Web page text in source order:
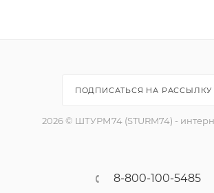
ПОДПИСАТЬСЯ НА РАССЫЛКУ
2026 © ШТУРМ74 (STURM74) -
8-800-100-5485